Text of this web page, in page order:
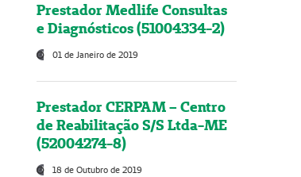
Prestador Medlife Consultas
e Diagnósticos (51004334-2)
01 de Janeiro de 2019
Prestador CERPAM – Centro
de Reabilitação S/S Ltda-ME
(52004274-8)
18 de Outubro de 2019